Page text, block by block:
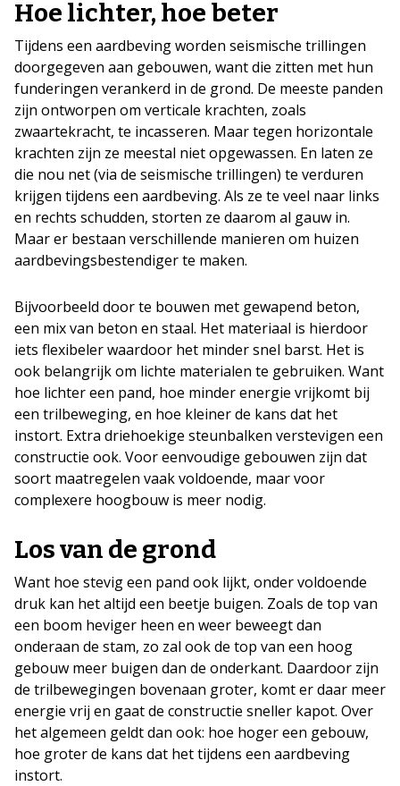
Hoe lichter, hoe beter
Tijdens een aardbeving worden seismische trillingen
doorgegeven aan gebouwen, want die zitten met hun
funderingen verankerd in de grond. De meeste panden
zijn ontworpen om verticale krachten, zoals
zwaartekracht, te incasseren. Maar tegen horizontale
krachten zijn ze meestal niet opgewassen. En laten ze
die nou net (via de seismische trillingen) te verduren
krijgen tijdens een aardbeving. Als ze te veel naar links
en rechts schudden, storten ze daarom al gauw in.
Maar er bestaan verschillende manieren om huizen
aardbevingsbestendiger te maken.
Bijvoorbeeld door te bouwen met gewapend beton,
een mix van beton en staal. Het materiaal is hierdoor
iets flexibeler waardoor het minder snel barst. Het is
ook belangrijk om lichte materialen te gebruiken. Want
hoe lichter een pand, hoe minder energie vrijkomt bij
een trilbeweging, en hoe kleiner de kans dat het
instort. Extra driehoekige steunbalken verstevigen een
constructie ook. Voor eenvoudige gebouwen zijn dat
soort maatregelen vaak voldoende, maar voor
complexere hoogbouw is meer nodig.
Los van de grond
Want hoe stevig een pand ook lijkt, onder voldoende
druk kan het altijd een beetje buigen. Zoals de top van
een boom heviger heen en weer beweegt dan
onderaan de stam, zo zal ook de top van een hoog
gebouw meer buigen dan de onderkant. Daardoor zijn
de trilbewegingen bovenaan groter, komt er daar meer
energie vrij en gaat de constructie sneller kapot. Over
het algemeen geldt dan ook: hoe hoger een gebouw,
hoe groter de kans dat het tijdens een aardbeving
instort.